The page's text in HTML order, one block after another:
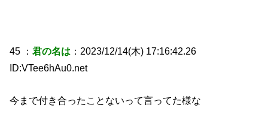
45 ：君の名は ：2023/12/14(木) 17:16:42.26
ID:VTee6hAu0.net
今まで付き合ったことないって言ってた様な